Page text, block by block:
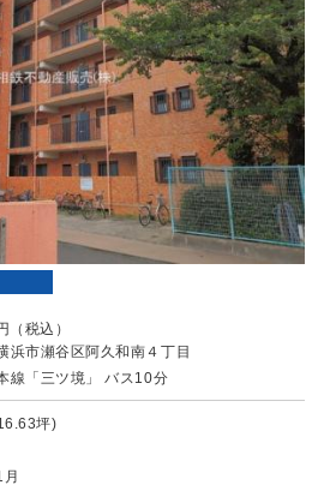
（税込）
浜市瀬谷区阿久和南４丁目
線「三ツ境」 バス10分
坪)